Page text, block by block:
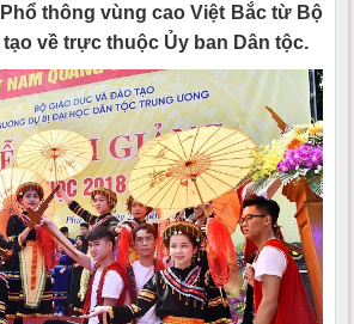
thông vùng cao Việt Bắc từ Bộ
về trực thuộc Ủy ban Dân tộc.